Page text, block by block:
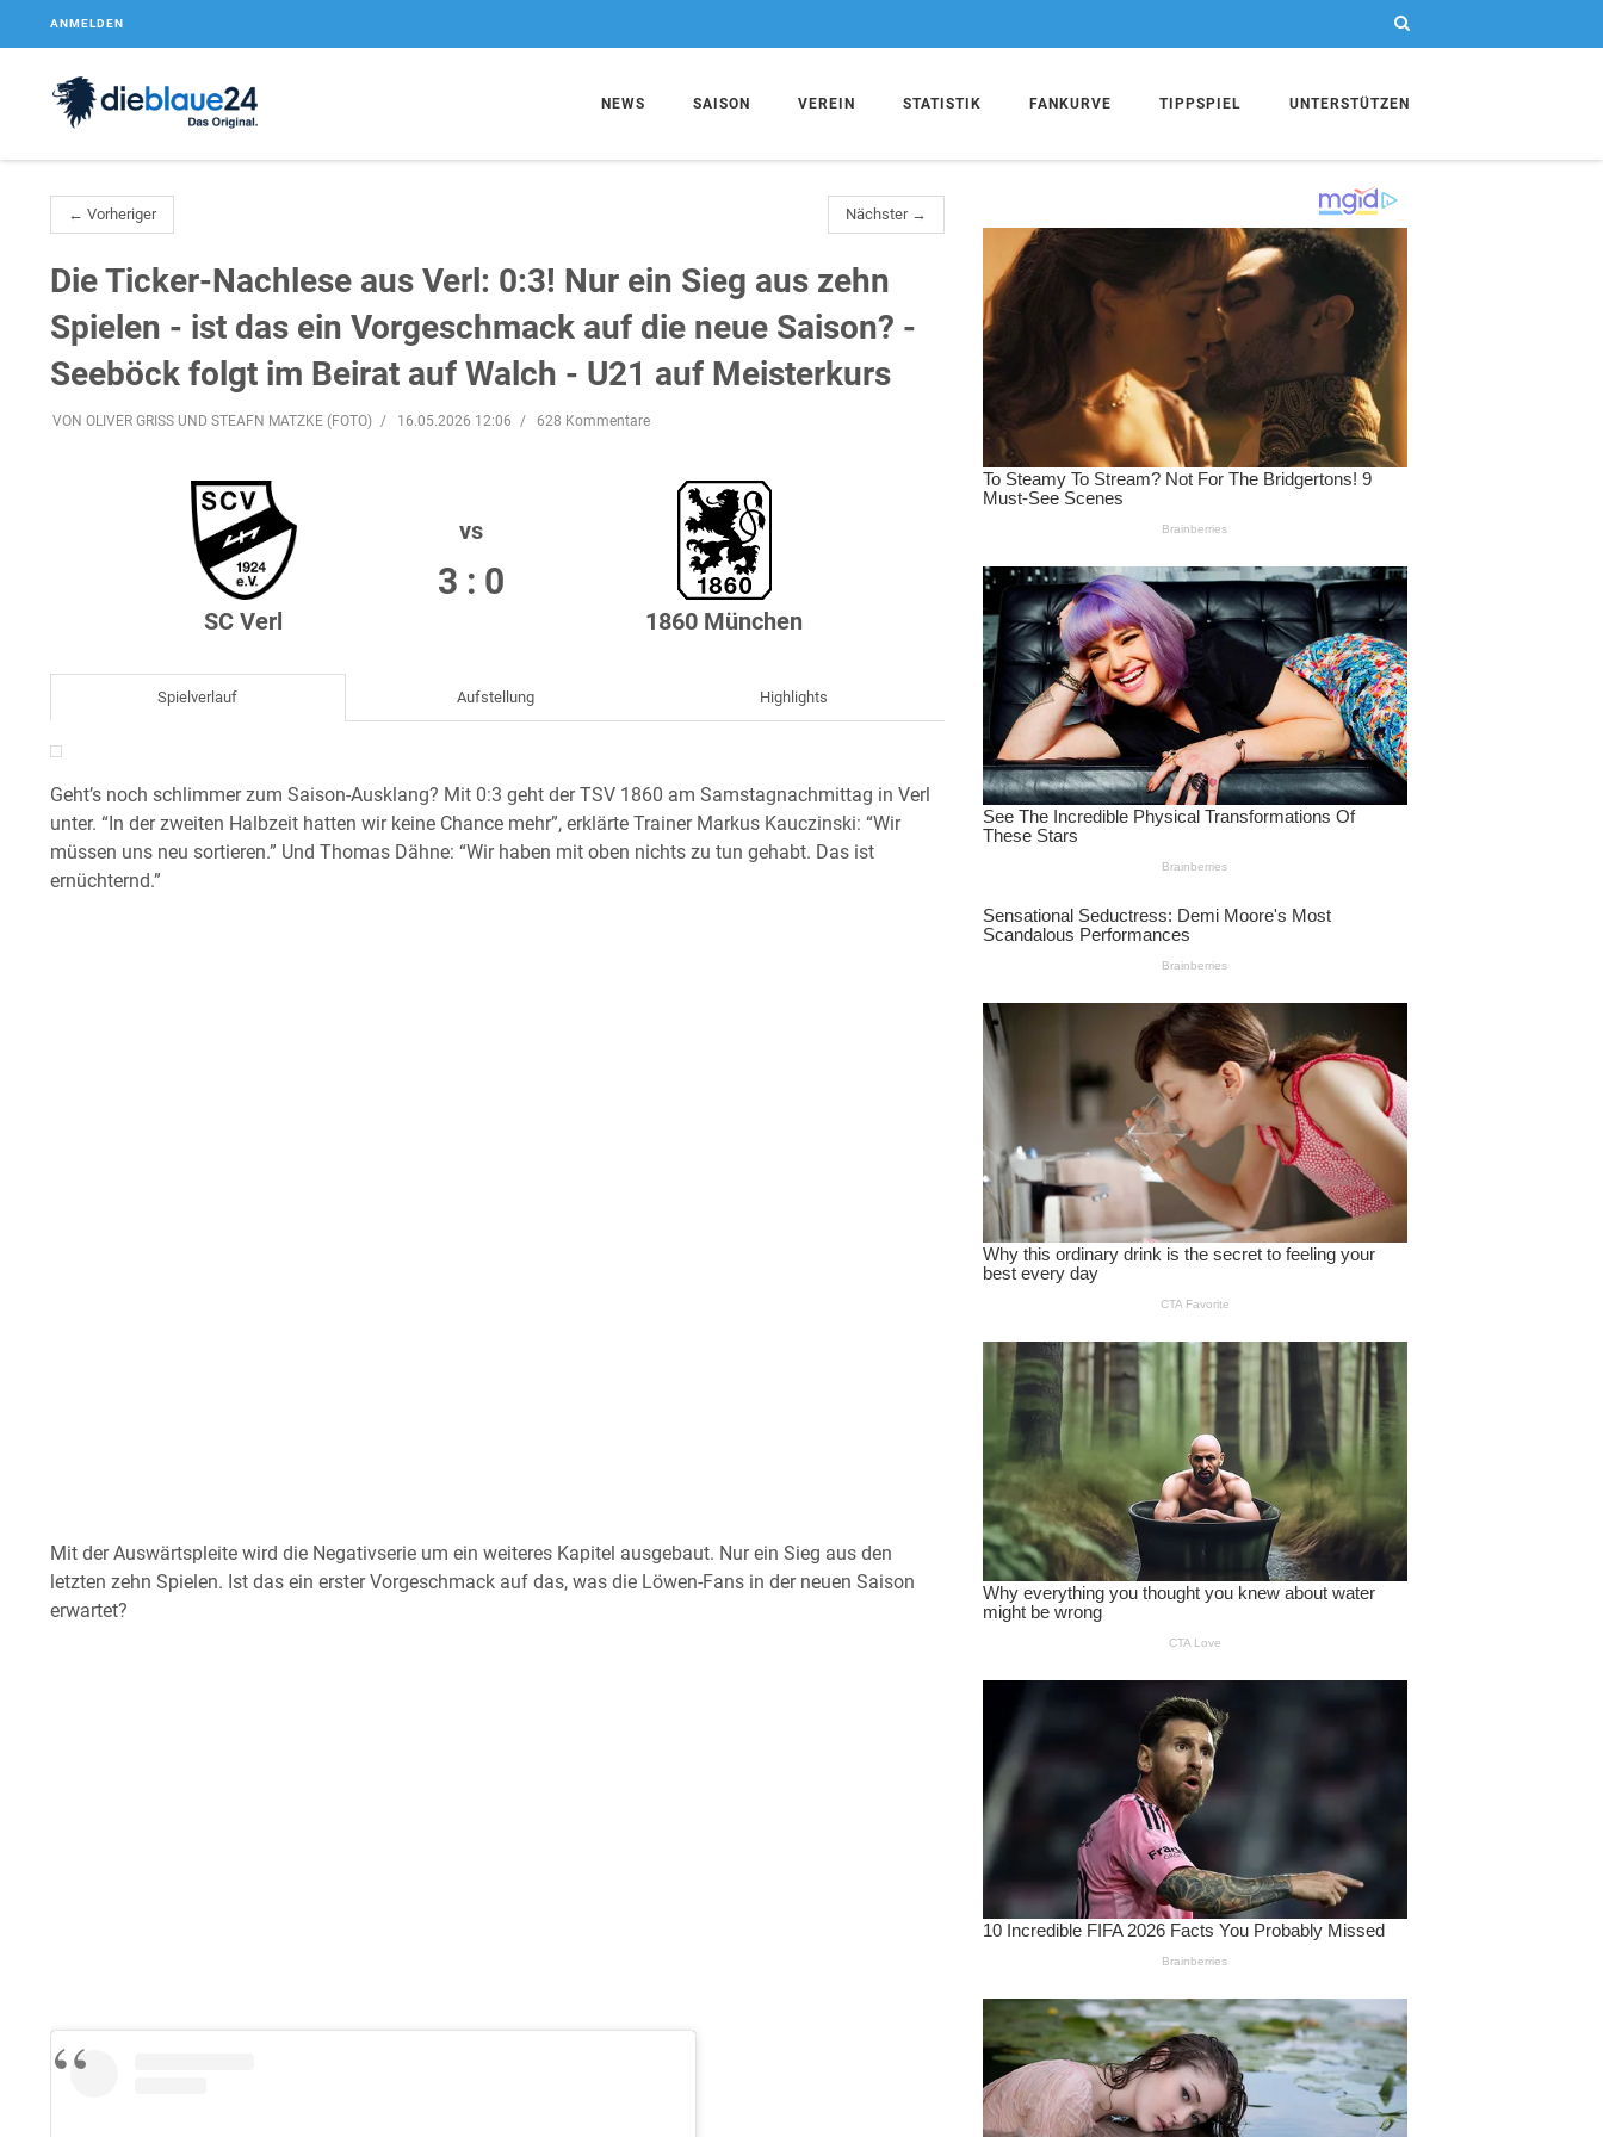
ANMELDEN
NEWS SAISON VEREIN STATISTIK FANKURVE TIPPSPIEL UNTERSTÜTZEN
← Vorheriger Nächster →
Die Ticker-Nachlese aus Verl: 0:3! Nur ein Sieg aus zehn
Spielen - ist das ein Vorgeschmack auf die neue Saison? -
Seeböck folgt im Beirat auf Walch - U21 auf Meisterkurs
VON OLIVER GRISS UND STEAFN MATZKE (FOTO) 16.05.2026 12:06 628 Kommentare
SC Verl
vs
3 : 0
1860 München
Spielverlauf Aufstellung Highlights
Geht’s noch schlimmer zum Saison-Ausklang? Mit 0:3 geht der TSV 1860 am Samstagnachmittag in Verl
unter. “In der zweiten Halbzeit hatten wir keine Chance mehr”, erklärte Trainer Markus Kauczinski: “Wir
müssen uns neu sortieren.” Und Thomas Dähne: “Wir haben mit oben nichts zu tun gehabt. Das ist
ernüchternd.”
Mit der Auswärtspleite wird die Negativserie um ein weiteres Kapitel ausgebaut. Nur ein Sieg aus den
letzten zehn Spielen. Ist das ein erster Vorgeschmack auf das, was die Löwen-Fans in der neuen Saison
erwartet?